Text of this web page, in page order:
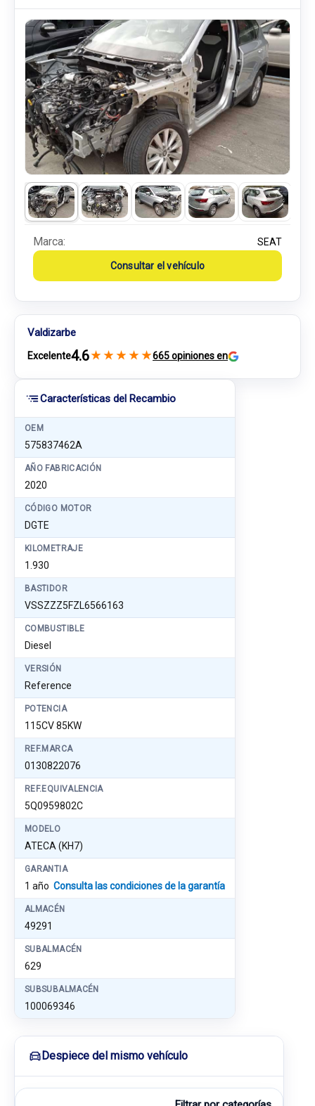
Características del Recambio
OEM
575837462A
AÑO FABRICACIÓN
2020
CÓDIGO MOTOR
DGTE
KILOMETRAJE
1.930
BASTIDOR
VSSZZZ5FZL6566163
COMBUSTIBLE
Diesel
VERSIÓN
Reference
POTENCIA
115CV 85KW
REF.MARCA
0130822076
REF.EQUIVALENCIA
5Q0959802C
MODELO
ATECA (KH7)
GARANTIA
1 año Consulta las condiciones de la garantía
ALMACÉN
49291
SUBALMACÉN
629
SUBSUBALMACÉN
100069346
Marca: SEAT
Consultar el vehículo
Valdizarbe
Excelente4.6★ ★ ★ ★ ★665 opiniones en
Despiece del mismo vehículo